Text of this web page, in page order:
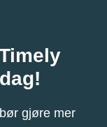
gjøre mer